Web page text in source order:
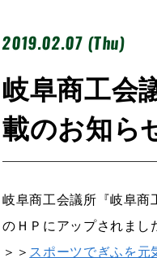
2019.02.07 (Thu)
岐阜商工会
載のお知ら
岐阜商工会議所『岐阜商
のＨＰにアップされまし
＞＞ スポーツでぎふを元